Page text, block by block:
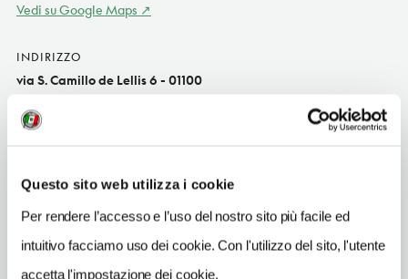
Questo sito web utilizza i cookie
Per rendere l’accesso e l’uso del nostro sito più facile ed
intuitivo facciamo uso dei cookie. Con l'utilizzo del sito, l'utente
accetta l'impostazione dei cookie.
Vedi su Google Maps
INDIRIZZO
via S. Camillo de Lellis 6 - 01100
Lazio IT
www.hotelviterbo.com
INDIRIZZO EMAIL
info@hotelviterbo.com